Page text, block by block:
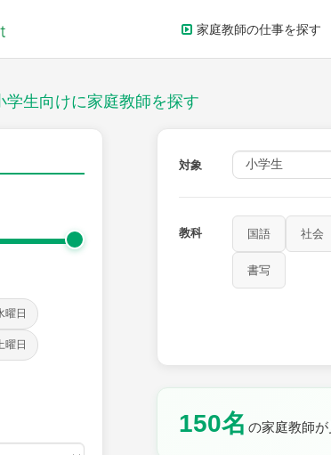
家庭教師の仕事を探す
学生向けに家庭教師を探す
曜日
曜日
対象
教科 国語 社会
書写
150名 の家庭教師が